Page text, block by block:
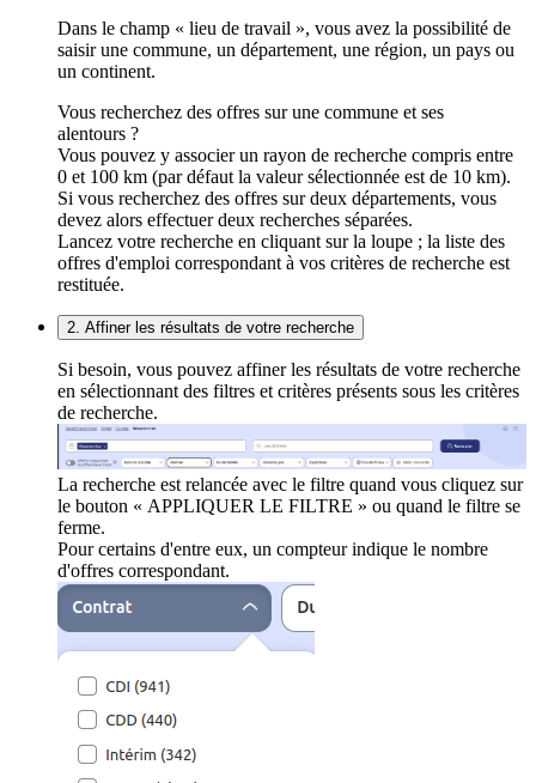
Dans le champ « lieu de travail », vous avez la possibilité de
saisir une commune, un département, une région, un pays ou
un continent.
Vous recherchez des offres sur une commune et ses
alentours ?
Vous pouvez y associer un rayon de recherche compris entre
0 et 100 km (par défaut la valeur sélectionnée est de 10 km).
Si vous recherchez des offres sur deux départements, vous
devez alors effectuer deux recherches séparées.
Lancez votre recherche en cliquant sur la loupe ; la liste des
offres d'emploi correspondant à vos critères de recherche est
restituée.
2. Affiner les résultats de votre recherche
Si besoin, vous pouvez affiner les résultats de votre recherche
en sélectionnant des filtres et critères présents sous les critères
de recherche.
La recherche est relancée avec le filtre quand vous cliquez sur
le bouton « APPLIQUER LE FILTRE » ou quand le filtre se
ferme.
Pour certains d'entre eux, un compteur indique le nombre
d'offres correspondant.